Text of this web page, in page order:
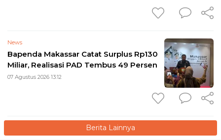
News
Bapenda Makassar Catat Surplus Rp130
Miliar, Realisasi PAD Tembus 49 Persen
07 Agustus 2026 13:12
Berita Lainnya